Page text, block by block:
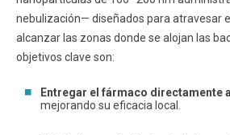
nebulización— diseñados para atravesar
alcanzar las zonas donde se alojan las
objetivos clave son:
Entregar el fármaco directamente
mejorando su eficacia local.